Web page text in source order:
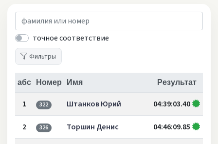
точное соответствие
Фильтры
абс Номер Имя Результат
1 322 Штанков Юрий 04:39:03.40
2 326 Торшин Денис 04:46:09.85